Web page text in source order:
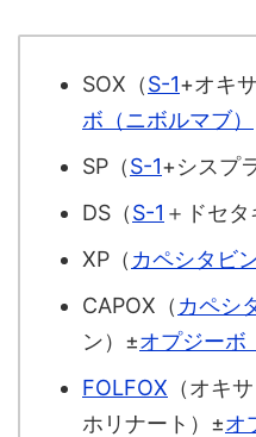
SOX（S-1+オキ
ボ（ニボルマブ）
SP（S-1+シスプ
DS（S-1 ＋ドセタ
XP（ カペシタビ
CAPOX（ カペシ
ン）±オプジーボ
FOLFOX （オキ
ホリナート）±オ